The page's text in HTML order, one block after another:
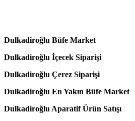
Dulkadiroğlu Büfe Market
Dulkadiroğlu İçecek Siparişi
Dulkadiroğlu Çerez Siparişi
Dulkadiroğlu En Yakın Büfe Market
Dulkadiroğlu Aparatif Ürün Satışı